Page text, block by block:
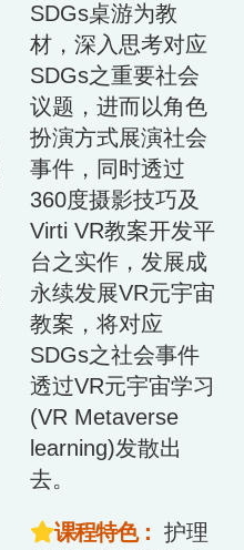
SDGs桌游为教
材，深入思考对应
SDGs之重要社会
议题，进而以角色
扮演方式展演社会
事件，同时透过
360度摄影技巧及
Virti VR教案开发平
台之实作，发展成
永续发展VR元宇宙
教案，将对应
SDGs之社会事件
透过VR元宇宙学习
(VR Metaverse
learning)发散出
去。
课程特色： 护理